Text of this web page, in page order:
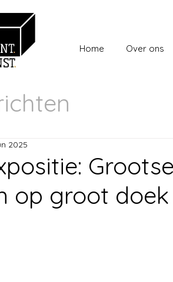
Home Over ons
op groot doek
2025